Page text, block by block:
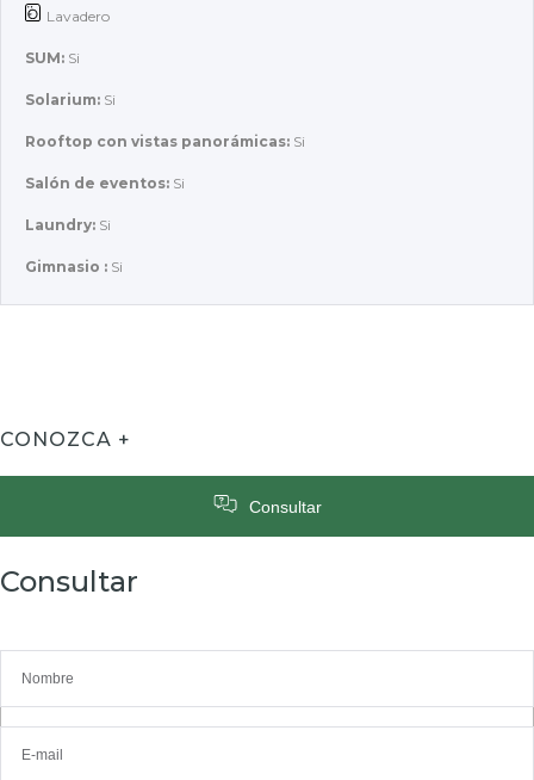
Lavadero
SUM: Si
Solarium: Si
Rooftop con vistas panorámicas: Si
Salón de eventos: Si
Laundry: Si
Gimnasio : Si
CONOZCA +
Consultar
Consultar